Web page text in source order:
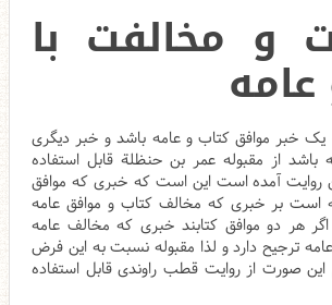
و مخالفت با
خبر موافق کتاب و عامه باشد و خبر دیگری
از مقبوله عمر بن حنظلة قابل استفاده
روایت آمده است این است که خبری که موافق
است بر خبری که مخالف کتاب و موافق عامه
هر دو موافق کتابند خبری که مخالف عامه
ترجیح دارد و لذا مقبوله نسبت به این فرض
صورت از روایت قطب راوندی قابل استفاده